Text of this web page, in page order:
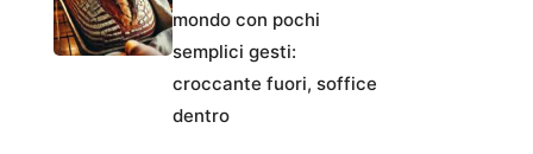
mondo con pochi
semplici gesti:
croccante fuori, soffice
dentro